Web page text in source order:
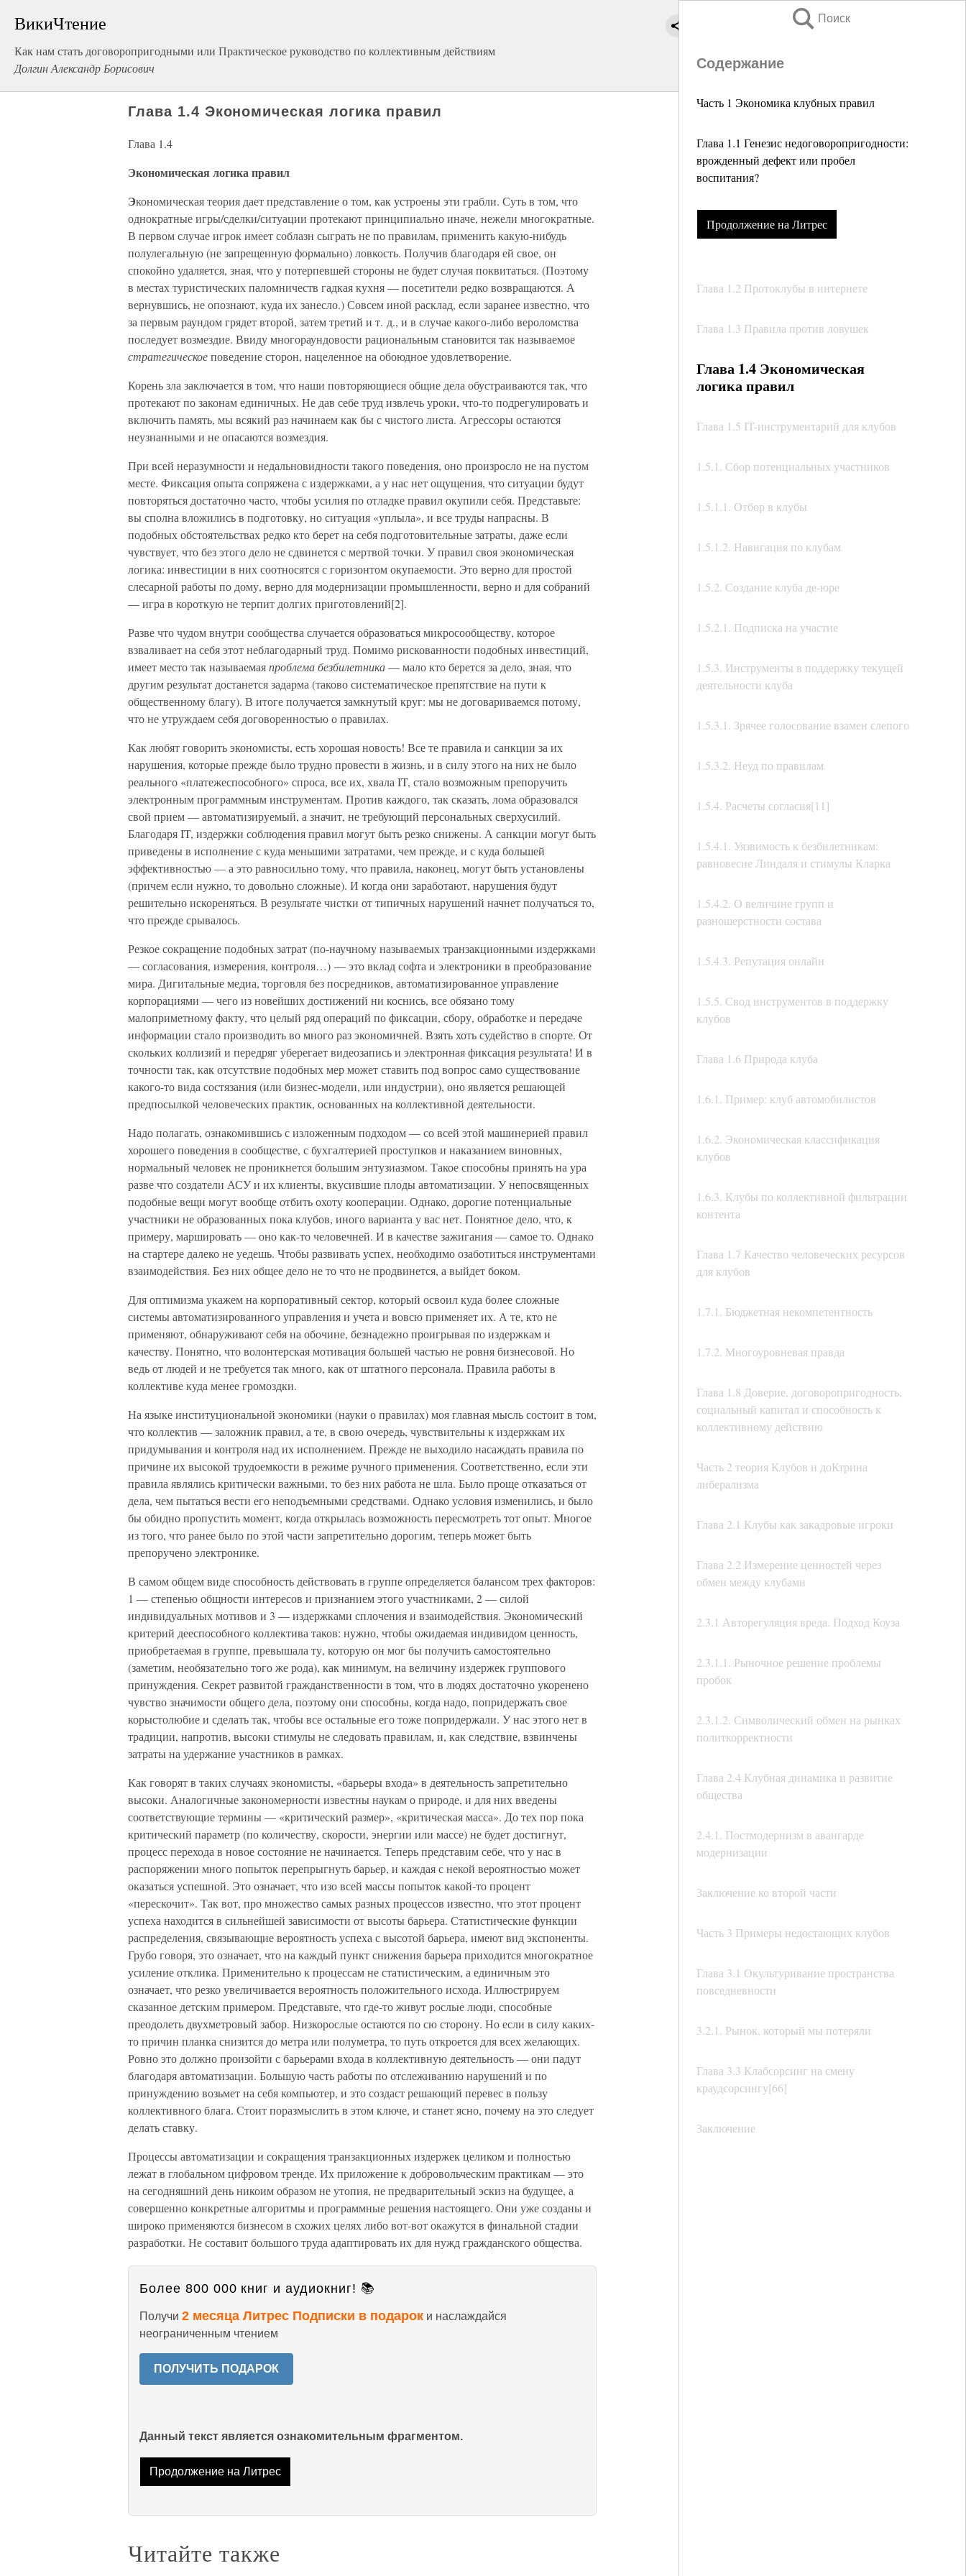
ВикиЧтение
Как нам стать договоропригодными или Практическое руководство по коллективным действиям
Долгин Александр Борисович
Поиск
Содержание
Часть 1 Экономика клубных правил
Глава 1.1 Генезис недоговоропригодности:
врожденный дефект или пробел
воспитания?
Продолжение на Литрес
Глава 1.2 Протоклубы в интернете
Глава 1.3 Правила против ловушек
Глава 1.4 Экономическая
логика правил
Глава 1.5 IT-инструментарий для клубов
1.5.1. Сбор потенциальных участников
1.5.1.1. Отбор в клубы
1.5.1.2. Навигация по клубам
1.5.2. Создание клуба де-юре
1.5.2.1. Подписка на участие
1.5.3. Инструменты в поддержку текущей
деятельности клуба
1.5.3.1. Зрячее голосование взамен слепого
1.5.3.2. Неуд по правилам
1.5.4. Расчеты согласия[11]
1.5.4.1. Уязвимость к безбилетникам:
равновесие Линдаля и стимулы Кларка
1.5.4.2. О величине групп и
разношерстности состава
1.5.4.3. Репутация онлайн
1.5.5. Свод инструментов в поддержку
клубов
Глава 1.6 Природа клуба
1.6.1. Пример: клуб автомобилистов
1.6.2. Экономическая классификация
клубов
1.6.3. Клубы по коллективной фильтрации
контента
Глава 1.7 Качество человеческих ресурсов
для клубов
1.7.1. Бюджетная некомпетентность
1.7.2. Многоуровневая правда
Глава 1.8 Доверие, договоропригодность,
социальный капитал и способность к
коллективному действию
Часть 2 теория Клубов и доКтрина
либерализма
Глава 2.1 Клубы как закадровые игроки
Глава 2.2 Измерение ценностей через
обмен между клубами
2.3.1 Авторегуляция вреда. Подход Коуза
2.3.1.1. Рыночное решение проблемы
пробок
2.3.1.2. Символический обмен на рынках
политкорректности
Глава 2.4 Клубная динамика и развитие
общества
2.4.1. Постмодернизм в авангарде
модернизации
Заключение ко второй части
Часть 3 Примеры недостающих клубов
Глава 3.1 Окультуривание пространства
повседневности
3.2.1. Рынок, который мы потеряли
Глава 3.3 Клабсорсинг на смену
краудсорсингу[66]
Заключение
Глава 1.4 Экономическая логика правил
Глава 1.4
Экономическая логика правил
Экономическая теория дает представление о том, как устроены эти грабли. Суть в том, что
однократные игры/сделки/ситуации протекают принципиально иначе, нежели многократные.
В первом случае игрок имеет соблазн сыграть не по правилам, применить какую-нибудь
полулегальную (не запрещенную формально) ловкость. Получив благодаря ей свое, он
спокойно удаляется, зная, что у потерпевшей стороны не будет случая поквитаться. (Поэтому
в местах туристических паломничеств гадкая кухня — посетители редко возвращаются. А
вернувшись, не опознают, куда их занесло.) Совсем иной расклад, если заранее известно, что
за первым раундом грядет второй, затем третий и т. д., и в случае какого-либо вероломства
последует возмездие. Ввиду многораундовости рациональным становится так называемое
стратегическоеповедение сторон, нацеленное на обоюдное удовлетворение.
Корень зла заключается в том, что наши повторяющиеся общие дела обустраиваются так, что
протекают по законам единичных. Не дав себе труд извлечь уроки, что-то подрегулировать и
включить память, мы всякий раз начинаем как бы с чистого листа. Агрессоры остаются
неузнанными и не опасаются возмездия.
При всей неразумности и недальновидности такого поведения, оно произросло не на пустом
месте. Фиксация опыта сопряжена с издержками, а у нас нет ощущения, что ситуации будут
повторяться достаточно часто, чтобы усилия по отладке правил окупили себя. Представьте:
вы сполна вложились в подготовку, но ситуация «уплыла», и все труды напрасны. В
подобных обстоятельствах редко кто берет на себя подготовительные затраты, даже если
чувствует, что без этого дело не сдвинется с мертвой точки. У правил своя экономическая
логика: инвестиции в них соотносятся с горизонтом окупаемости. Это верно для простой
слесарной работы по дому, верно для модернизации промышленности, верно и для собраний
— игра в короткую не терпит долгих приготовлений[2].
Разве что чудом внутри сообщества случается образоваться микросообществу, которое
взваливает на себя этот неблагодарный труд. Помимо рискованности подобных инвестиций,
имеет место так называемаяпроблема безбилетника— мало кто берется за дело, зная, что
другим результат достанется задарма (таково систематическое препятствие на пути к
общественному благу). В итоге получается замкнутый круг: мы не договариваемся потому,
что не утруждаем себя договоренностью о правилах.
Как любят говорить экономисты, есть хорошая новость! Все те правила и санкции за их
нарушения, которые прежде было трудно провести в жизнь, и в силу этого на них не было
реального «платежеспособного» спроса, все их, хвала IT, стало возможным препоручить
электронным программным инструментам. Против каждого, так сказать, лома образовался
свой прием — автоматизируемый, а значит, не требующий персональных сверхусилий.
Благодаря IT, издержки соблюдения правил могут быть резко снижены. А санкции могут быть
приведены в исполнение с куда меньшими затратами, чем прежде, и с куда большей
эффективностью — а это равносильно тому, что правила, наконец, могут быть установлены
(причем если нужно, то довольно сложные). И когда они заработают, нарушения будут
решительно искореняться. В результате чистки от типичных нарушений начнет получаться то,
что прежде срывалось.
Резкое сокращение подобных затрат (по-научному называемых транзакционными издержками
— согласования, измерения, контроля…) — это вклад софта и электроники в преобразование
мира. Дигитальные медиа, торговля без посредников, автоматизированное управление
корпорациями — чего из новейших достижений ни коснись, все обязано тому
малоприметному факту, что целый ряд операций по фиксации, сбору, обработке и передаче
информации стало производить во много раз экономичней. Взять хоть судейство в спорте. От
скольких коллизий и передряг уберегает видеозапись и электронная фиксация результата! И в
точности так, как отсутствие подобных мер может ставить под вопрос само существование
какого-то вида состязания (или бизнес-модели, или индустрии), оно является решающей
предпосылкой человеческих практик, основанных на коллективной деятельности.
Надо полагать, ознакомившись с изложенным подходом — со всей этой машинерией правил
хорошего поведения в сообществе, с бухгалтерией проступков и наказанием виновных,
нормальный человек не проникнется большим энтузиазмом. Такое способны принять на ура
разве что создатели АСУ и их клиенты, вкусившие плоды автоматизации. У непосвященных
подобные вещи могут вообще отбить охоту кооперации. Однако, дорогие потенциальные
участники не образованных пока клубов, иного варианта у вас нет. Понятное дело, что, к
примеру, маршировать — оно как-то человечней. И в качестве зажигания — самое то. Однако
на стартере далеко не уедешь. Чтобы развивать успех, необходимо озаботиться инструментами
взаимодействия. Без них общее дело не то что не продвинется, а выйдет боком.
Для оптимизма укажем на корпоративный сектор, который освоил куда более сложные
системы автоматизированного управления и учета и вовсю применяет их. А те, кто не
применяют, обнаруживают себя на обочине, безнадежно проигрывая по издержкам и
качеству. Понятно, что волонтерская мотивация большей частью не ровня бизнесовой. Но
ведь от людей и не требуется так много, как от штатного персонала. Правила работы в
коллективе куда менее громоздки.
На языке институциональной экономики (науки о правилах) моя главная мысль состоит в том,
что коллектив — заложник правил, а те, в свою очередь, чувствительны к издержкам их
придумывания и контроля над их исполнением. Прежде не выходило насаждать правила по
причине их высокой трудоемкости в режиме ручного применения. Соответственно, если эти
правила являлись критически важными, то без них работа не шла. Было проще отказаться от
дела, чем пытаться вести его неподъемными средствами. Однако условия изменились, и было
бы обидно пропустить момент, когда открылась возможность пересмотреть тот опыт. Многое
из того, что ранее было по этой части запретительно дорогим, теперь может быть
препоручено электронике.
В самом общем виде способность действовать в группе определяется балансом трех факторов:
1 — степенью общности интересов и признанием этого участниками, 2 — силой
индивидуальных мотивов и 3 — издержками сплочения и взаимодействия. Экономический
критерий дееспособного коллектива таков: нужно, чтобы ожидаемая индивидом ценность,
приобретаемая в группе, превышала ту, которую он мог бы получить самостоятельно
(заметим, необязательно того же рода), как минимум, на величину издержек группового
принуждения. Секрет развитой гражданственности в том, что в людях достаточно укоренено
чувство значимости общего дела, поэтому они способны, когда надо, попридержать свое
корыстолюбие и сделать так, чтобы все остальные его тоже попридержали. У нас этого нет в
традиции, напротив, высоки стимулы не следовать правилам, и, как следствие, взвинчены
затраты на удержание участников в рамках.
Как говорят в таких случаях экономисты, «барьеры входа» в деятельность запретительно
высоки. Аналогичные закономерности известны наукам о природе, и для них введены
соответствующие термины — «критический размер», «критическая масса». До тех пор пока
критический параметр (по количеству, скорости, энергии или массе) не будет достигнут,
процесс перехода в новое состояние не начинается. Теперь представим себе, что у нас в
распоряжении много попыток перепрыгнуть барьер, и каждая с некой вероятностью может
оказаться успешной. Это означает, что изо всей массы попыток какой-то процент
«перескочит». Так вот, про множество самых разных процессов известно, что этот процент
успеха находится в сильнейшей зависимости от высоты барьера. Статистические функции
распределения, связывающие вероятность успеха с высотой барьера, имеют вид экспоненты.
Грубо говоря, это означает, что на каждый пункт снижения барьера приходится многократное
усиление отклика. Применительно к процессам не статистическим, а единичным это
означает, что резко увеличивается вероятность положительного исхода. Иллюстрируем
сказанное детским примером. Представьте, что где-то живут рослые люди, способные
преодолеть двухметровый забор. Низкорослые остаются по сю сторону. Но если в силу каких-
то причин планка снизится до метра или полуметра, то путь откроется для всех желающих.
Ровно это должно произойти с барьерами входа в коллективную деятельность — они падут
благодаря автоматизации. Большую часть работы по отслеживанию нарушений и по
принуждению возьмет на себя компьютер, и это создаст решающий перевес в пользу
коллективного блага. Стоит поразмыслить в этом ключе, и станет ясно, почему на это следует
делать ставку.
Процессы автоматизации и сокращения транзакционных издержек целиком и полностью
лежат в глобальном цифровом тренде. Их приложение к добровольческим практикам — это
на сегодняшний день никоим образом не утопия, не предварительный эскиз на будущее, а
совершенно конкретные алгоритмы и программные решения настоящего. Они уже созданы и
широко применяются бизнесом в схожих целях либо вот-вот окажутся в финальной стадии
разработки. Не составит большого труда адаптировать их для нужд гражданского общества.
Более 800 000 книг и аудиокниг! 📚
Получи 2 месяца Литрес Подписки в подарок и наслаждайся
неограниченным чтением
ПОЛУЧИТЬ ПОДАРОК
Данный текст является ознакомительным фрагментом.
Продолжение на Литрес
Читайте также